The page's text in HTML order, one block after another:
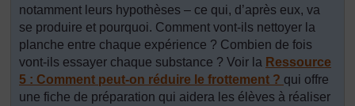
notamment leurs hypothèses – ce qui, d’après eux, va
se produire et pourquoi. Comment vont-ils nettoyer la
planche entre chaque expérience ? Combien de fois
vont-ils essayer chaque substance ? Voir la Ressource
5 : Comment peut-on réduire le frottement ? qui offre
une fiche de préparation qui aidera les élèves à réaliser